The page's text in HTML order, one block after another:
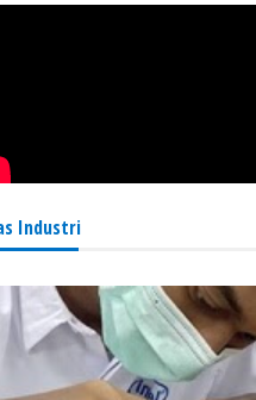
Industri